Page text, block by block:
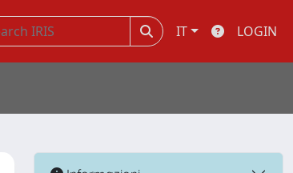
IT LOGIN